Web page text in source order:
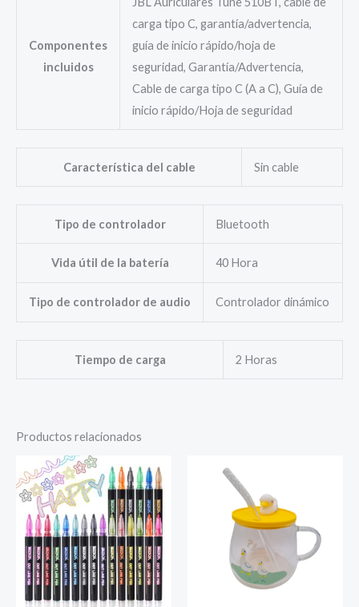
Componentes
incluidos
carga tipo C, garantía/advertencia,
guía de inicio rápido/hoja de
seguridad, Garantía/Advertencia,
Cable de carga tipo C (A a C), Guía de
inicio rápido/Hoja de seguridad
Característica del cable Sin cable
Tipo de controlador Bluetooth
Vida útil de la batería 40 Hora
Tipo de controlador de audio Controlador dinámico
Tiempo de carga 2 Horas
Productos relacionados